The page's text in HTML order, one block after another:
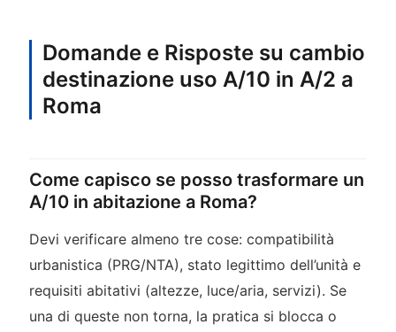
Domande e Risposte su cambio
destinazione uso A/10 in A/2 a
Roma
Come capisco se posso trasformare un
A/10 in abitazione a Roma?
Devi verificare almeno tre cose: compatibilità
urbanistica (PRG/NTA), stato legittimo dell’unità e
requisiti abitativi (altezze, luce/aria, servizi). Se
una di queste non torna, la pratica si blocca o